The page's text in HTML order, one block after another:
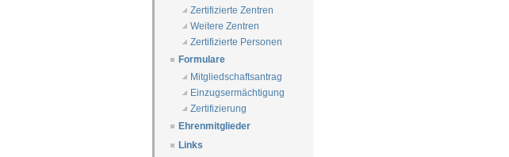
Zertifizierte Zentren
Weitere Zentren
Zertifizierte Personen
Formulare
Mitgliedschaftsantrag
Einzugsermächtigung
Zertifizierung
Ehrenmitglieder
Links